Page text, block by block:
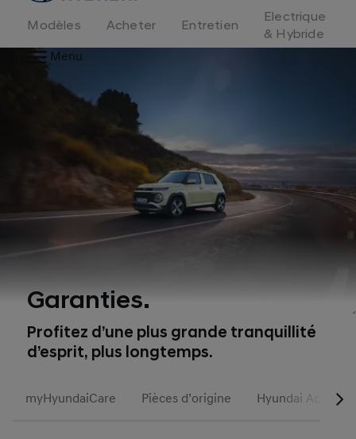
d'accueil
Modèles Acheter Entretien
Electrique
& Hybride
Menu
Garanties.
Profitez d’une plus grande tranquillité
d’esprit, plus longtemps.
myHyundaiCare Pièces d’origine Hyundai